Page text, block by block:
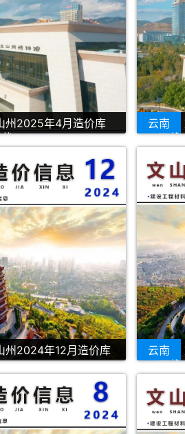
州2025年4月造价库
云南
PDF下载
州2024年12月造价库
云南
PDF下载